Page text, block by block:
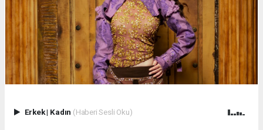
Erkek| Kadın (Haberi Sesli Oku)